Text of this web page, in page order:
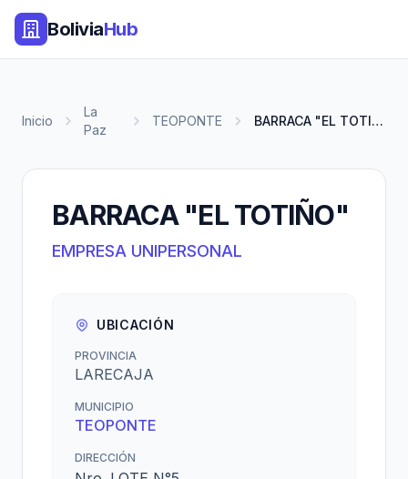
BoliviaHub
Inicio
La
Paz
TEOPONTE BARRACA "EL TOTIÑO"
BARRACA "EL TOTIÑO"
EMPRESA UNIPERSONAL
UBICACIÓN
PROVINCIA
LARECAJA
MUNICIPIO
TEOPONTE
DIRECCIÓN